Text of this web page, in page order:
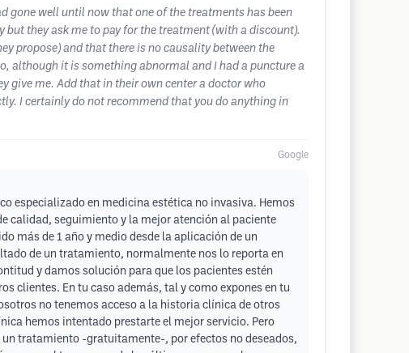
gone well until now that one of the treatments has been
but they ask me to pay for the treatment (with a discount).
propose) and that there is no causality between the
although it is something abnormal and I had a puncture a
give me. Add that in their own center a doctor who
I certainly do not recommend that you do anything in
Google
especializado en medicina estética no invasiva. Hemos
calidad, seguimiento y la mejor atención al paciente
más de 1 año y medio desde la aplicación de un
de un tratamiento, normalmente nos lo reporta en
y damos solución para que los pacientes estén
clientes. En tu caso además, tal y como expones en tu
no tenemos acceso a la historia clínica de otros
hemos intentado prestarte el mejor servicio. Pero
tratamiento -gratuitamente-, por efectos no deseados,